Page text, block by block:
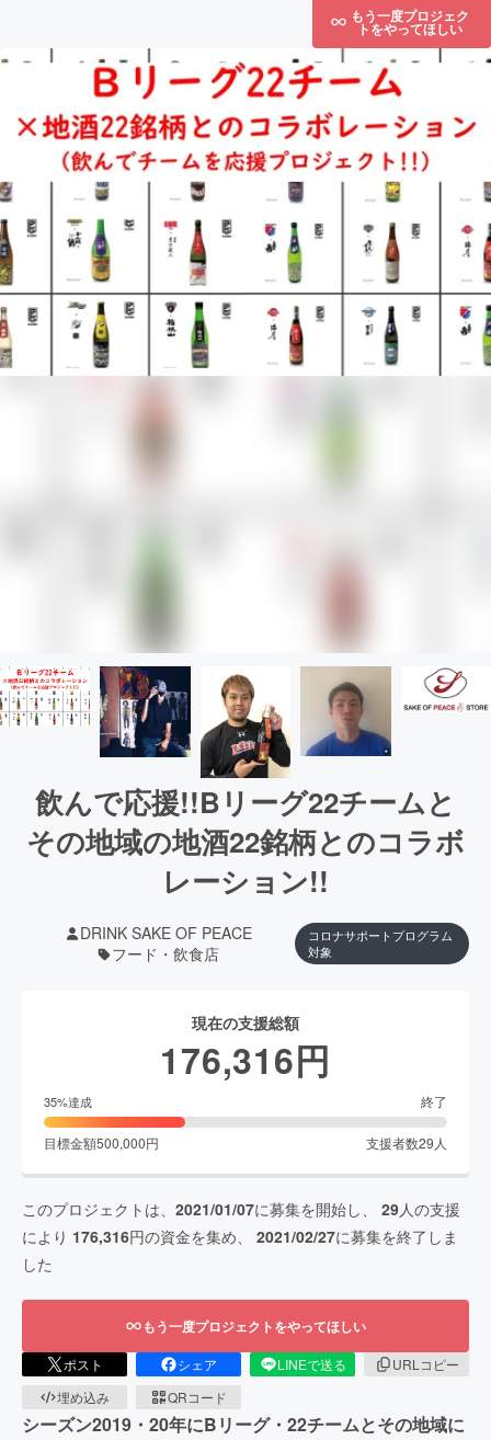
もう一度プロジェク
トをやってほしい
飲んで応援!!Bリーグ22チームと
その地域の地酒22銘柄とのコラボ
レーション!!
DRINK SAKE OF PEACE
フード・飲食店
コロナサポートプログラム
対象
現在の支援総額
176,316円
35%達成 終了
目標金額500,000円 支援者数29 人
このプロジェクトは、 2021/01/07に募集を開始し、 29人の支援
により 176,316円の資金を集め、 2021/02/27に募集を終了しま
した
もう一度プロジェクトをやってほしい
ポスト シェア LINEで送る
URLコピー
埋め込み
QRコード
シーズン2019・20年にBリーグ・22チームとその地域に